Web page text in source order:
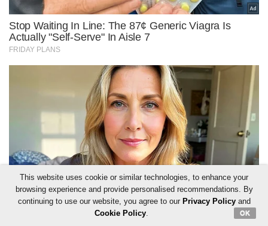
This website uses cookie or similar technologies, to enhance your
browsing experience and provide personalised recommendations. By
continuing to use our website, you agree to our Privacy Policyand
Cookie Policy. OK